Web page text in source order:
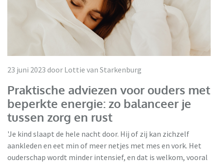
23 juni 2023 door Lottie van Starkenburg
Praktische adviezen voor ouders met
beperkte energie: zo balanceer je
tussen zorg en rust
'Je kind slaapt de hele nacht door. Hij of zij kan zichzelf
aankleden en eet min of meer netjes met mes en vork. Het
ouderschap wordt minder intensief, en dat is welkom, vooral